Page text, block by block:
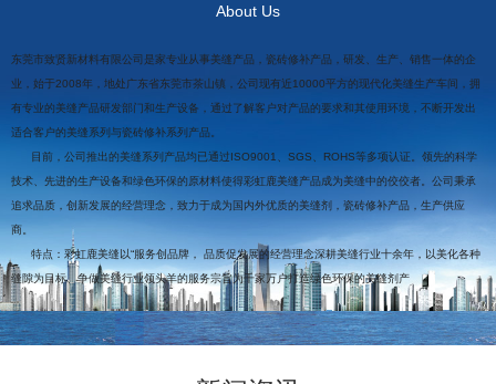
About Us
东莞市致贤新材料有限公司是家专业从事美缝产品，瓷砖修补产品，研发、生产、销售一体的企
业，始于2008年，地处广东省东莞市茶山镇，公司现有近10000平方的现代化美缝生产车间，拥
有专业的美缝产品研发部门和生产设备，通过了解客户对产品的要求和其使用环境，不断开发出
适合客户的美缝系列与瓷砖修补系列产品。
目前，公司推出的美缝系列产品均已通过ISO9001、SGS、ROHS等多项认证。领先的科学
技术、先进的生产设备和绿色环保的原材料使得彩虹鹿美缝产品成为美缝中的佼佼者。公司秉承
追求品质，创新发展的经营理念，致力于成为国内外优质的美缝剂，瓷砖修补产品，生产供应
商。
特点：彩虹鹿美缝以“服务创品牌， 品质促发展的经营理念深耕美缝行业十余年，以美化各种
缝隙为目标、争做美缝行业领头羊的服务宗旨为千家万户打造绿色环保的美缝剂产